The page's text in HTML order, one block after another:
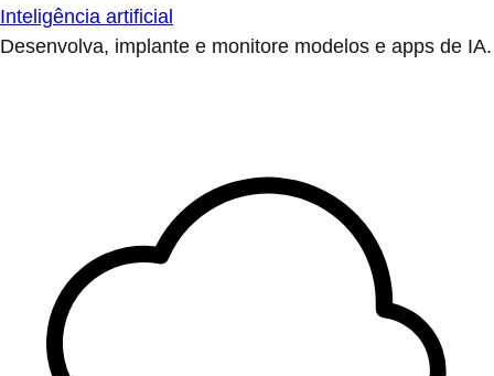
Inteligência artificial
Desenvolva, implante e monitore modelos e apps de IA.